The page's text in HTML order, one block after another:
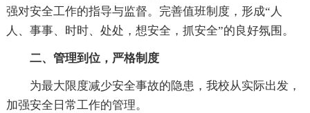
强对安全工作的指导与监督。完善值班制度，形成“人
人、事事、时时、处处，想安全，抓安全”的良好氛围。
二、管理到位，严格制度
为最大限度减少安全事故的隐患，我校从实际出发，
加强安全日常工作的管理。